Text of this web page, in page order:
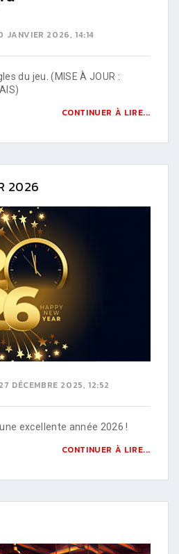
JANVIER 2026, 14:14
du jeu. (MISE À JOUR :
CONTINUER À LIRE...
2026
27 DÉCEMBRE 2025, 12:52
excellente année 2026 !
CONTINUER À LIRE...